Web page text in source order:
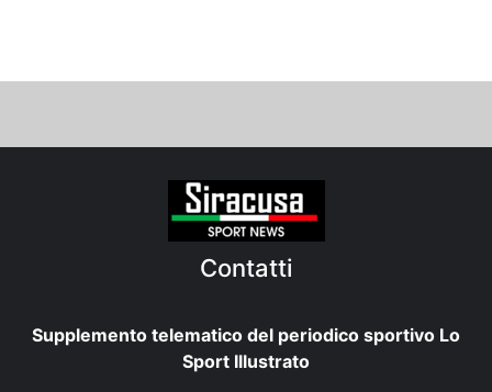
Contatti
Supplemento telematico del periodico sportivo Lo
Sport Illustrato